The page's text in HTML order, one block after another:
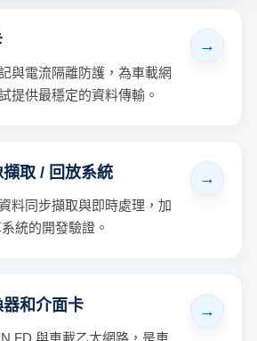
與電流隔離防護，為車載網
提供最穩定的資料傳輸。
取 / 回放系統
料同步擷取與即時處理，加
統的開發驗證。
和介面卡
FD 與車載乙太網路，是車